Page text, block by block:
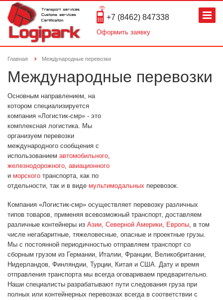
+7 (8462) 847338
Оформить заявку
Главная Международные перевозки
Международные перевозки
Основным направлением, на
котором специализируется
компания «Логистик-смр» - это
комплексная логистика. Мы
организуем перевозки
международного сообщения с
использованием автомобильного,
железнодорожного, авиационного
и морского транспорта, как по
отдельности, так и в виде мультимодальных перевозок.
Компания «Логистик-смр» осуществляет перевозку различных
типов товаров, применяя всевозможный транспорт, доставляем
различные контейнеры из Азии, Северной Америки, Европы, в том
числе негабаритные, тяжеловесные, опасные и проектные грузы.
Мы с постоянной периодичностью отправляем транспорт со
сборным грузом из Германии, Италии, Франции, Великобритании,
Нидерландов, Финляндии, Турции, Китая и США. Дату и время
отправления транспорта мы всегда оговариваем предварительно.
Наши специалисты разрабатывают пути следования груза при
полных или контейнерных перевозках всегда в соответствии с